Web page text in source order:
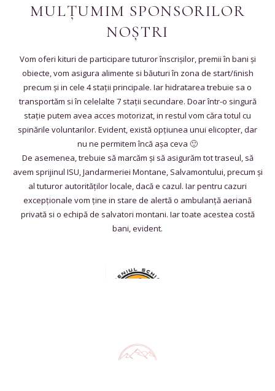
MULȚUMIM SPONSORILOR
NOȘTRI
Vom oferi kituri de participare tuturor înscrișilor, premii în bani și
obiecte, vom asigura alimente si băuturi în zona de start/ﬁnish
precum și in cele 4 stații principale. Iar hidratarea trebuie sa o
transportăm si în celelalte 7 stații secundare. Doar într-o singură
stație putem avea acces motorizat, in restul vom căra totul cu
spinările voluntarilor. Evident, există opțiunea unui elicopter, dar
nu ne permitem încă așa ceva 🙂
De asemenea, trebuie să marcăm și să asigurăm tot traseul, să
avem sprijinul ISU, Jandarmeriei Montane, Salvamontului, precum și
al tuturor autorităților locale, dacă e cazul. Iar pentru cazuri
excepționale vom ține in stare de alertă o ambulanță aeriană
privată si o echipă de salvatori montani. Iar toate acestea costă
bani, evident.